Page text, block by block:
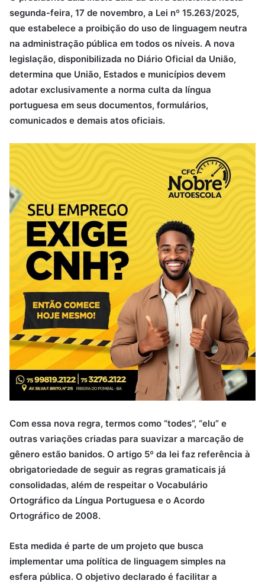
segunda-feira, 17 de novembro, a Lei nº 15.263/2025,
que estabelece a proibição do uso de linguagem neutra
na administração pública em todos os níveis. A nova
legislação, disponibilizada no Diário Oficial da União,
determina que União, Estados e municípios devem
adotar exclusivamente a norma culta da língua
portuguesa em seus documentos, formulários,
comunicados e demais atos oficiais.
Com essa nova regra, termos como “todes”, “elu” e
outras variações criadas para suavizar a marcação de
gênero estão banidos. O artigo 5º da lei faz referência à
obrigatoriedade de seguir as regras gramaticais já
consolidadas, além de respeitar o Vocabulário
Ortográfico da Língua Portuguesa e o Acordo
Ortográfico de 2008.
Esta medida é parte de um projeto que busca
implementar uma política de linguagem simples na
esfera pública. O objetivo declarado é facilitar a